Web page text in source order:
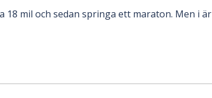
18 mil och sedan springa ett maraton. Men i